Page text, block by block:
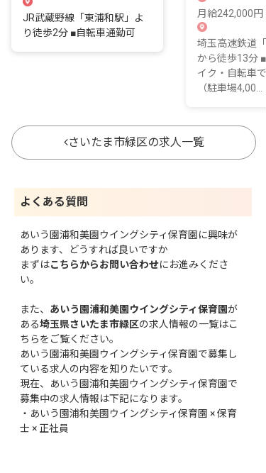
JR武蔵野線「東浦和駅」よ
り徒歩2分 ■自転車通勤可
月給242,000円 ~
埼玉高速鉄道
から徒歩13分
イク・自転車
（駐車場4,00...
さいたま市緑区の求人一覧
よくある質問
あいう園浦和美園ウイングシティ保育園に興味が
あります、どうすれば良いですか
まずはこちらからお問い合わせにお進みくださ
い。
また、 あいう園浦和美園ウイングシティ保育園が
ある埼玉県さいたま市緑区の求人情報の一覧はこ
ちらをご覧ください。
あいう園浦和美園ウイングシティ保育園で募集し
ている求人の内容を知りたいです。
現在、あいう園浦和美園ウイングシティ保育園で
募集中の求人情報は下記になります。
・ あいう園浦和美園ウイングシティ保育園 × 保育
士 × 正社員